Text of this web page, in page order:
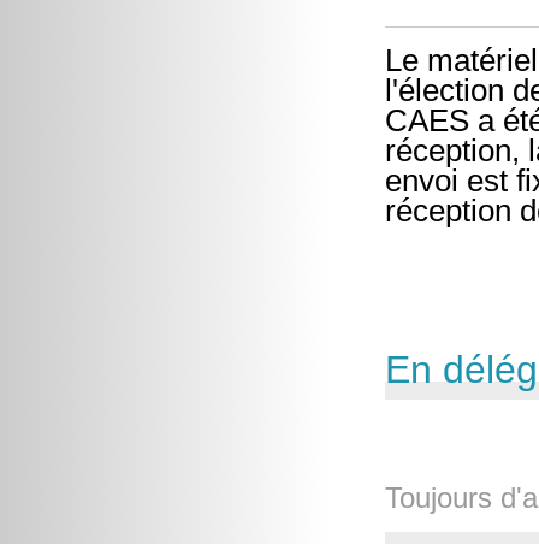
Le
l'élection
CAES a
réception,
envoi est
réception
En
Toujours